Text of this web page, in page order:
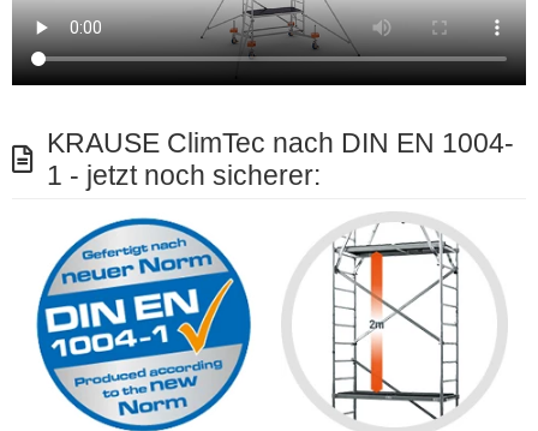
KRAUSE ClimTec nach DIN EN 1004-
1 - jetzt noch sicherer: